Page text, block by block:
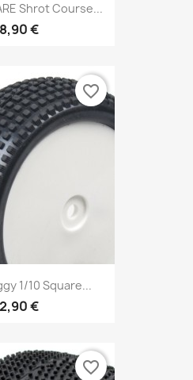
Shrot Course...
€
1/10 Square...
€
favorite_border
favorite_border